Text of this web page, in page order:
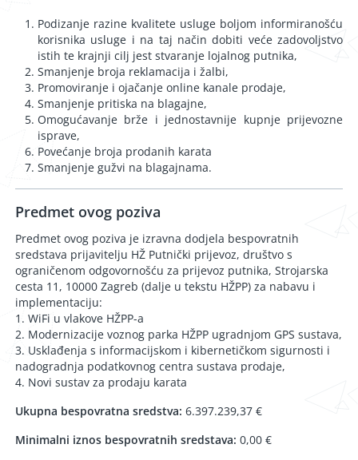
Podizanje razine kvalitete usluge boljom informiranošću
korisnika usluge i na taj način dobiti veće zadovoljstvo
istih te krajnji cilj jest stvaranje lojalnog putnika,
Smanjenje broja reklamacija i žalbi,
Promoviranje i ojačanje online kanale prodaje,
Smanjenje pritiska na blagajne,
Omogućavanje brže i jednostavnije kupnje prijevozne
isprave,
Povećanje broja prodanih karata
Smanjenje gužvi na blagajnama.
Predmet ovog poziva
Predmet ovog poziva je izravna dodjela bespovratnih
sredstava prijavitelju HŽ Putnički prijevoz, društvo s
ograničenom odgovornošću za prijevoz putnika, Strojarska
cesta 11, 10000 Zagreb (dalje u tekstu HŽPP) za nabavu i
implementaciju:
1. WiFi u vlakove HŽPP-a
2. Modernizacije voznog parka HŽPP ugradnjom GPS sustava,
3. Usklađenja s informacijskom i kibernetičkom sigurnosti i
nadogradnja podatkovnog centra sustava prodaje,
4. Novi sustav za prodaju karata
Ukupna bespovratna sredstva: 6.397.239,37 €
Minimalni iznos bespovratnih sredstava: 0,00 €